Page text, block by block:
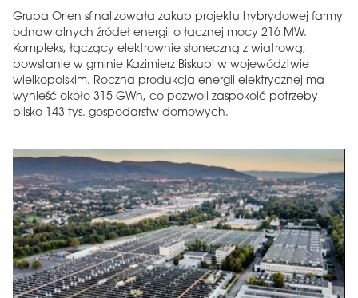
Grupa Orlen sfinalizowała zakup projektu hybrydowej farmy
odnawialnych źródeł energii o łącznej mocy 216 MW.
Kompleks, łączący elektrownię słoneczną z wiatrową,
powstanie w gminie Kazimierz Biskupi w województwie
wielkopolskim. Roczna produkcja energii elektrycznej ma
wynieść około 315 GWh, co pozwoli zaspokoić potrzeby
blisko 143 tys. gospodarstw domowych.